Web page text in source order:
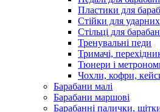
Пластики для
Стійки для ударних
Стільці для
Тренувальні педи
Тримачі,
Тюнери і
Чохли, кофри,
Барабани малі
Барабани маршові
Барабанні палички,